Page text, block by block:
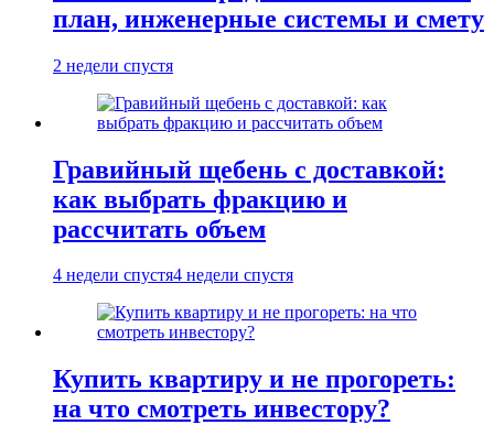
план, инженерные системы и смету
2 недели спустя
Гравийный щебень с доставкой:
как выбрать фракцию и
рассчитать объем
4 недели спустя4 недели спустя
Купить квартиру и не прогореть:
на что смотреть инвестору?